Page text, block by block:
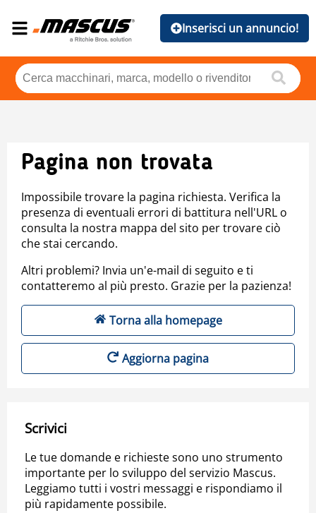
Inserisci un annuncio!
Pagina non trovata
Impossibile trovare la pagina richiesta. Verifica la
presenza di eventuali errori di battitura nell'URL o
consulta la nostra mappa del sito per trovare ciò
che stai cercando.
Altri problemi? Invia un'e-mail di seguito e ti
contatteremo al più presto. Grazie per la pazienza!
Torna alla homepage
Aggiorna pagina
Scrivici
Le tue domande e richieste sono uno strumento
importante per lo sviluppo del servizio Mascus.
Leggiamo tutti i vostri messaggi e rispondiamo il
più rapidamente possibile.